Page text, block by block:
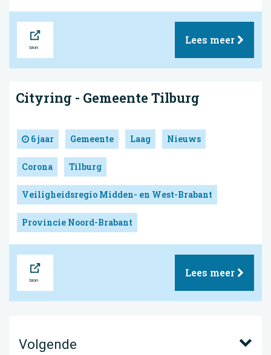
Lees meer
Cityring - Gemeente Tilburg
6 jaar Gemeente Laag Nieuws
Corona Tilburg
Veiligheidsregio Midden- en West-Brabant
Provincie Noord-Brabant
Lees meer
Volgende